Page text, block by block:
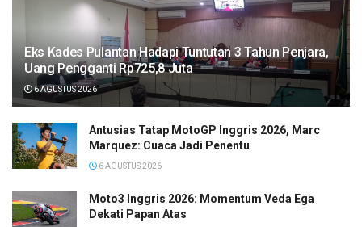
Eks Kades Pulantan Hadapi Tuntutan 3 Tahun Penjara,
Uang Pengganti Rp725,8 Juta
6 AGUSTUS 2026
Antusias Tatap MotoGP Inggris 2026, Marc
Marquez: Cuaca Jadi Penentu
6 AGUSTUS 2026
Moto3 Inggris 2026: Momentum Veda Ega
Dekati Papan Atas